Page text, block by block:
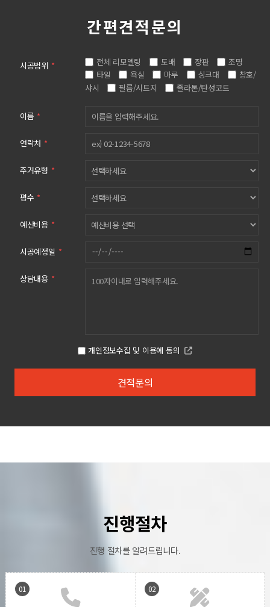
간편견적문의
시공범위 * 전체 리모델링 도배 장판
조명
타일
욕실 마루 싱크대
창호/
샤시
필름/시트지 졸라톤/탄성코트
이름 *
연락처 *
주거유형 *
평수 *
예산비용 *
시공예정일 *
상담내용 *
개인정보수집 및 이용에 동의
진행절차
진행 절차를 알려드립니다.
01 02